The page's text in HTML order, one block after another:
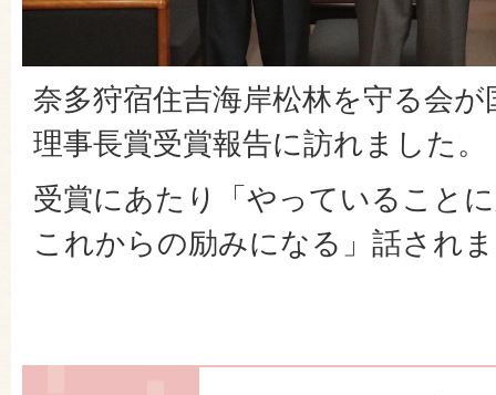
奈多狩宿住吉海岸松林を守る会
理事長賞受賞報告に訪れました。
受賞にあたり「やっていること
これからの励みになる」話され